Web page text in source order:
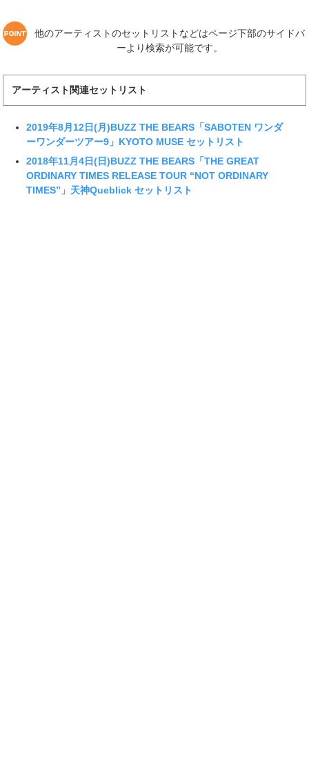
他のアーティストのセットリストなどはページ下部のサイドバ
ーより検索が可能です。
アーティスト関連セットリスト
2019年8月12日(月)BUZZ THE BEARS「SABOTEN ワンダ
ーワンダーツアー9」KYOTO MUSE セットリスト
2018年11月4日(日)BUZZ THE BEARS「THE GREAT
ORDINARY TIMES RELEASE TOUR “NOT ORDINARY
TIMES”」天神Queblick セットリスト